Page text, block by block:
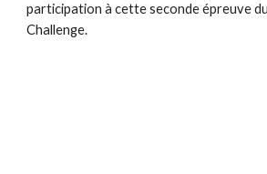
participation à cette seconde épreuve
Challenge.